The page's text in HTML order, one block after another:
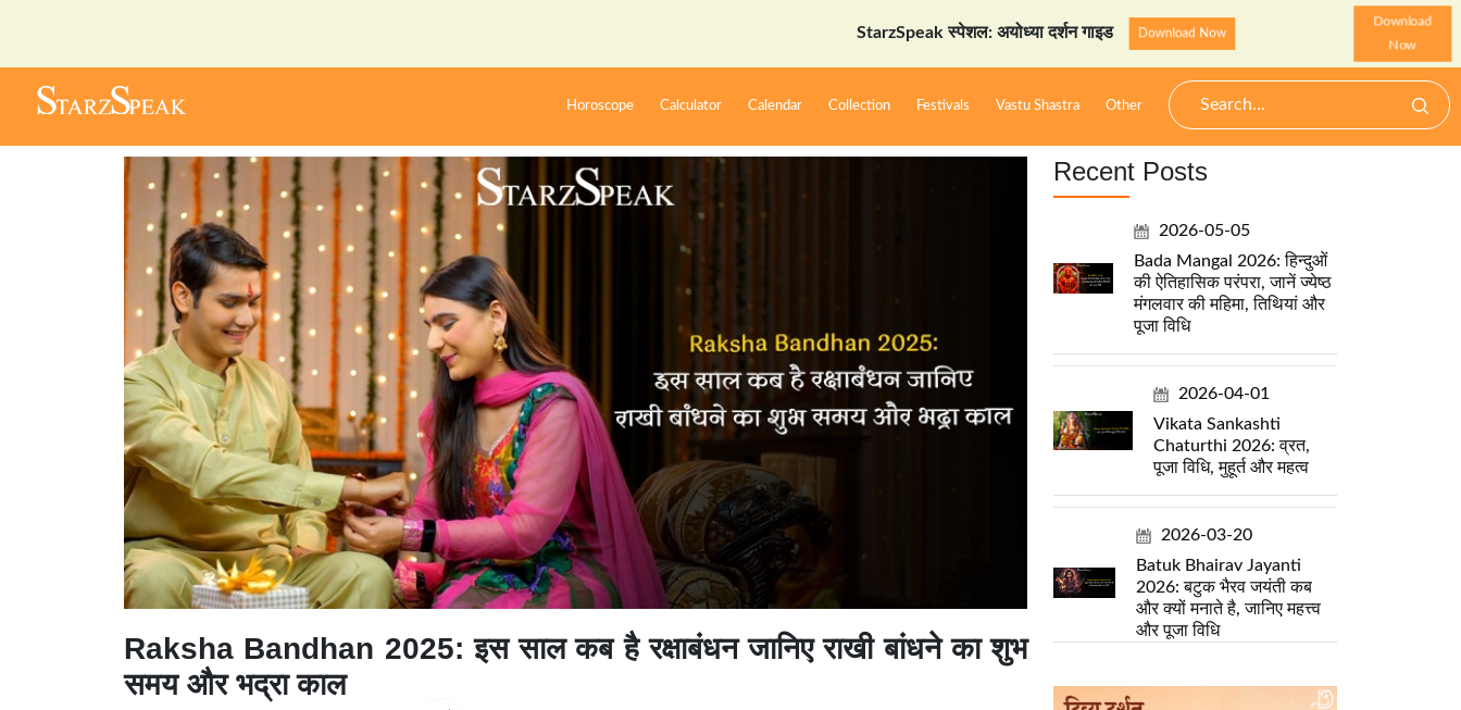
StarzSpeak स्पेशल: अयोध्या दर्शन गाइड Download Now
Download
Now
Horoscope Calculator Calendar Collection Festivals Vastu Shastra Other
Raksha Bandhan 2025: इस साल कब है रक्षाबंधन जानिए राखी बांधने का शुभ
समय और भद्रा काल
Recent Posts
2026-05-05
Bada Mangal 2026: हिन्दुओं
की ऐतिहासिक परंपरा, जानें ज्येष्ठ
मंगलवार की महिमा, तिथियां और
पूजा विधि
2026-04-01
Vikata Sankashti
Chaturthi 2026: व्रत,
पूजा विधि, मुहूर्त और महत्व
2026-03-20
Batuk Bhairav Jayanti
2026: बटुक भैरव जयंती कब
और क्यों मनाते है, जानिए महत्त्व
और पूजा विधि